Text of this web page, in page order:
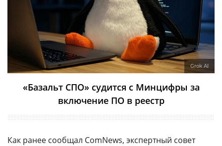
Grok AI
«Базальт СПО» судится с Минцифры за
включение ПО в реестр
Как ранее сообщал ComNews, экспертный совет